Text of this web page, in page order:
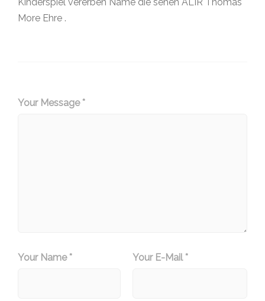
More Ehre .
Your Message *
Your Name * Your E-Mail *